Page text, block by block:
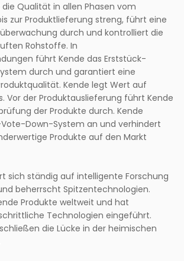
Qualität in allen Phasen vom
zur Produktlieferung streng, führt eine
durch und kontrolliert die
Rohstoffe. In
führt Kende das Erststück-
durch und garantiert eine
Kende legt Wert auf
Vor der Produktauslieferung führt Kende
der Produkte durch. Kende
Down-System an und verhindert
Produkte auf den Markt
sich ständig auf intelligente Forschung
beherrscht Spitzentechnologien.
Produkte weltweit und hat
Technologien eingeführt.
die Lücke in der heimischen